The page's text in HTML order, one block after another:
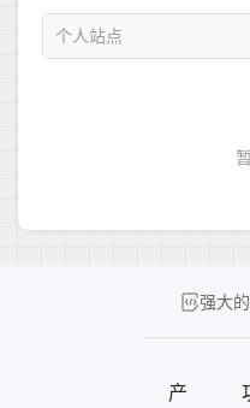
强大
产